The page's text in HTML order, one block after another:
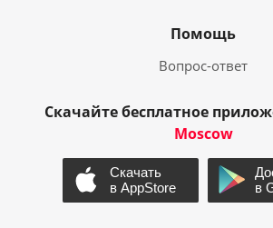
Помощь
Вопрос-ответ
Скачайте бесплатное
Moscow